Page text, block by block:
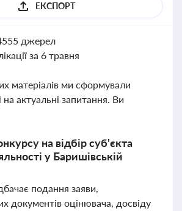
ЕКСПОРТ
джерел
за 6 травня
матеріалів ми сформували
на актуальні запитання. Ви
на відбір суб'єкта
у Баришівській
подання заяви,
документів оцінювача, досвіду